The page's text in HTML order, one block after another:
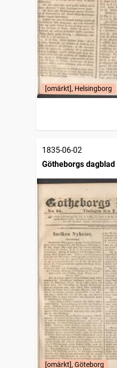
[omärkt], Helsingborg
1835-06-02
Götheborgs
[omärkt], Göteborg